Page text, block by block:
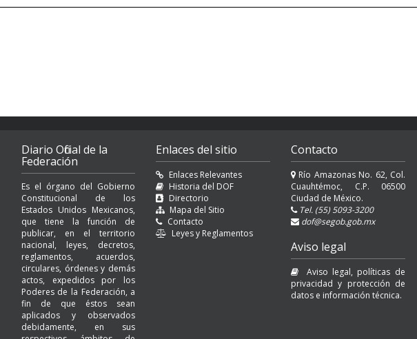
Diario Oficial de la
Federación
Es el órgano del Gobierno
Constitucional de los
Estados Unidos Mexicanos,
que tiene la función de
publicar, en el territorio
nacional, leyes, decretos,
reglamentos, acuerdos,
circulares, órdenes y demás
actos, expedidos por los
Poderes de la Federación, a
fin de que éstos sean
aplicados y observados
debidamente, en sus
Enlaces del sitio
Enlaces Relevantes
Historia del DOF
Directorio
Mapa del Sitio
Contacto
Leyes y Reglamentos
Contacto
Río Amazonas No. 62, Col.
Cuauhtémoc, C.P. 06500
Ciudad de México.
Tel. (55) 5093-3200
dof@segob.gob.mx
Aviso legal
Aviso legal, políticas de
privacidad y protección de
datos e información técnica.